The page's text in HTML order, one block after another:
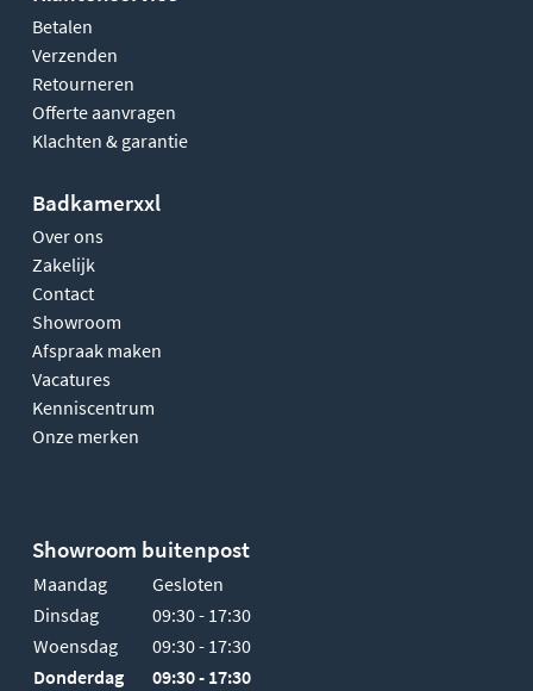
Betalen
Verzenden
Retourneren
Offerte aanvragen
Klachten & garantie
Badkamerxxl
Over ons
Zakelijk
Contact
Showroom
Afspraak maken
Vacatures
Kenniscentrum
Onze merken
Showroom buitenpost
Maandag
Gesloten
Dinsdag
09:30 - 17:30
Woensdag
09:30 - 17:30
Donderdag
09:30 - 17:30